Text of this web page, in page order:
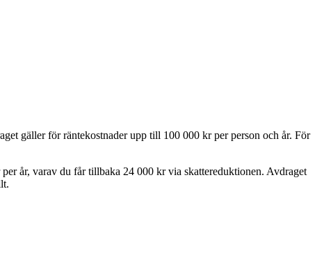
gäller för räntekostnader upp till 100 000 kr per person och år. För
år, varav du får tillbaka 24 000 kr via skattereduktionen. Avdraget